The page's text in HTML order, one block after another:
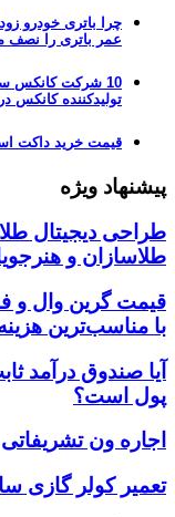
عمر باتری را نصف
10 شرکت کانکس
تولیدکننده کانکس در
قیمت خرید داکت
پیشنهاد ویژه
طراحی دیجیتال
طلاسازان و
قیمت گرین وال و
با مناسب‌ترین
آیا صندوق درآمد
پول است؟
اجاره ون تشریفاتی
تعمیر کولر گازی